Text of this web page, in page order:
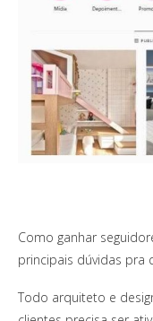
Como ganhar
principais dúvidas pra
Todo arquiteto e